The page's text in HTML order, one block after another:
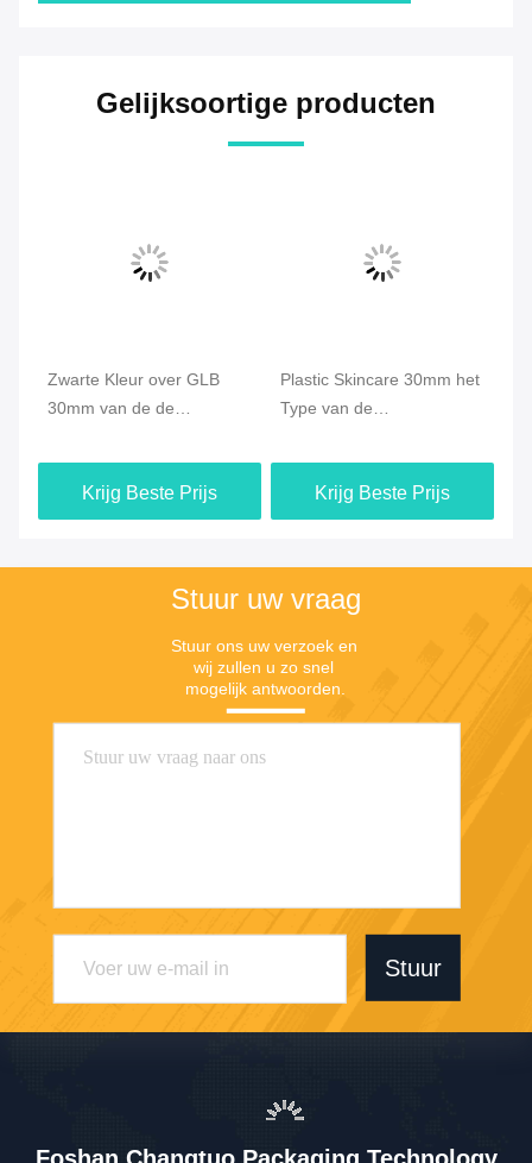
Gelijksoortige producten
Zwarte Kleur over GLB
30mm van de de
Schuimpomp
Binnenautomaattype
Krijg Beste Prijs
Plastic Skincare 30mm het
Type van de
Schuimpomp voor Douche
Vlot Effect
Krijg Beste Prijs
Stuur uw vraag
Stuur ons uw verzoek en
wij zullen u zo snel
mogelijk antwoorden.
Stuur